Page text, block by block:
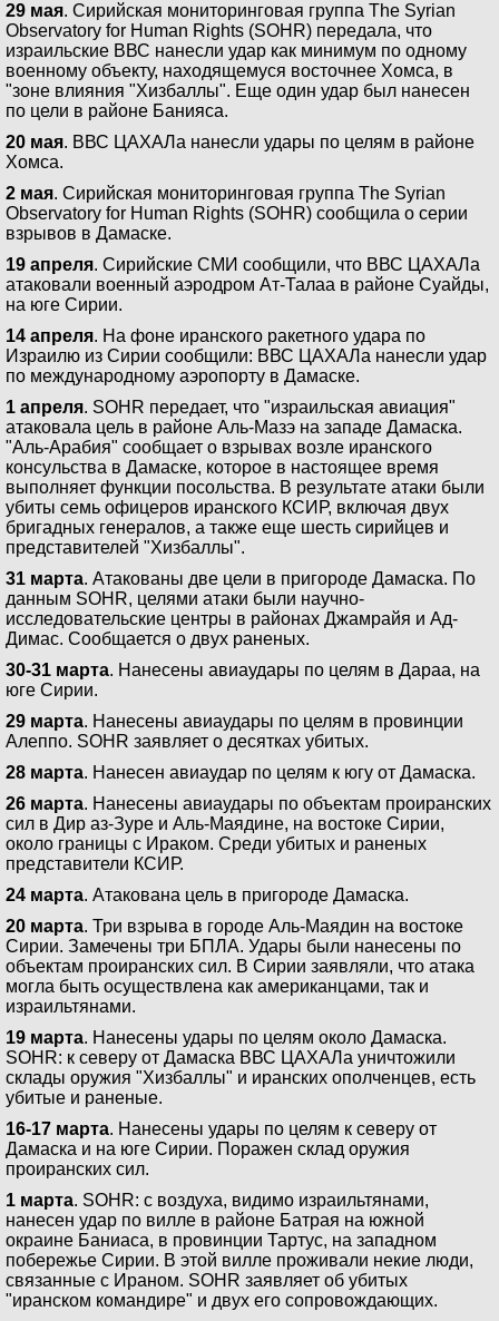
29 мая. Cирийская мониторинговая группа The Syrian
Observatory for Human Rights (SOHR) передала, что
израильские ВВС нанесли удар как минимум по одному
военному объекту, находящемуся восточнее Хомса, в
"зоне влияния "Хизбаллы". Еще один удар был нанесен
по цели в районе Банияса.
20 мая. ВВС ЦАХАЛа нанесли удары по целям в районе
Хомса.
2 мая. Сирийская мониторинговая группа The Syrian
Observatory for Human Rights (SOHR) сообщила о серии
взрывов в Дамаске.
19 апреля. Сирийские СМИ сообщили, что ВВС ЦАХАЛа
атаковали военный аэродром Ат-Талаа в районе Суайды,
на юге Сирии.
14 апреля. На фоне иранского ракетного удара по
Израилю из Сирии сообщили: ВВС ЦАХАЛа нанесли удар
по международному аэропорту в Дамаске.
1 апреля. SOHR передает, что "израильская авиация"
атаковала цель в районе Аль-Мазэ на западе Дамаска.
"Аль-Арабия" сообщает о взрывах возле иранского
консульства в Дамаске, которое в настоящее время
выполняет функции посольства. В результате атаки были
убиты семь офицеров иранского КСИР, включая двух
бригадных генералов, а также еще шесть сирийцев и
представителей "Хизбаллы".
31 марта. Атакованы две цели в пригороде Дамаска. По
данным SOHR, целями атаки были научно-
исследовательские центры в районах Джамрайя и Ад-
Димас. Сообщается о двух раненых.
30-31 марта. Нанесены авиаудары по целям в Дараа, на
юге Сирии.
29 марта. Нанесены авиаудары по целям в провинции
Алеппо. SOHR заявляет о десятках убитых.
28 марта. Нанесен авиаудар по целям к югу от Дамаска.
26 марта. Нанесены авиаудары по объектам проиранских
сил в Дир аз-Зуре и Аль-Маядине, на востоке Сирии,
около границы с Ираком. Среди убитых и раненых
представители КСИР.
24 марта. Атакована цель в пригороде Дамаска.
20 марта. Три взрыва в городе Аль-Маядин на востоке
Сирии. Замечены три БПЛА. Удары были нанесены по
объектам проиранских сил. В Сирии заявляли, что атака
могла быть осуществлена как американцами, так и
израильтянами.
19 марта. Нанесены удары по целям около Дамаска.
SOHR: к северу от Дамаска ВВС ЦАХАЛа уничтожили
склады оружия "Хизбаллы" и иранских ополченцев, есть
убитые и раненые.
16-17 марта. Нанесены удары по целям к северу от
Дамаска и на юге Сирии. Поражен склад оружия
проиранских сил.
1 марта. SOHR: с воздуха, видимо израильтянами,
нанесен удар по вилле в районе Батрая на южной
окраине Баниаса, в провинции Тартус, на западном
побережье Сирии. В этой вилле проживали некие люди,
связанные с Ираном. SOHR заявляет об убитых
"иранском командире" и двух его сопровождающих.